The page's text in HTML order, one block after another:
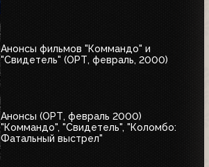
Анонсы фильмов "Коммандо" и
"Свидетель" (ОРТ, февраль, 2000)
Анонсы (ОРТ, февраль 2000)
"Коммандо", "Свидетель", "Коломбо:
Фатальный выстрел"